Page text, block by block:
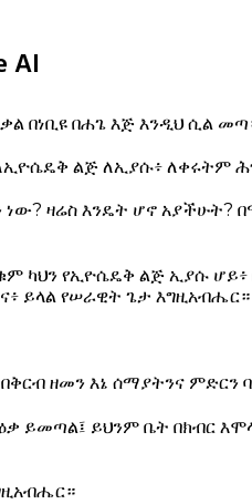
AI
በነቢዩ በሐጌ እጅ እንዲህ ሲል
ልጅ ለኢያሱ፥ ለቀሩትም
ነው? ዛሬስ እንዴት ሆኖ አያችሁት?
ካህን የኢዮሴዴቅ ልጅ ኢያሱ
ይላል የሠራዊት ጌታ እግዚአብሔር።
ዘመን እኔ ሰማያትንና ምድርን
ይመጣል፤ ይህንም ቤት በክብር